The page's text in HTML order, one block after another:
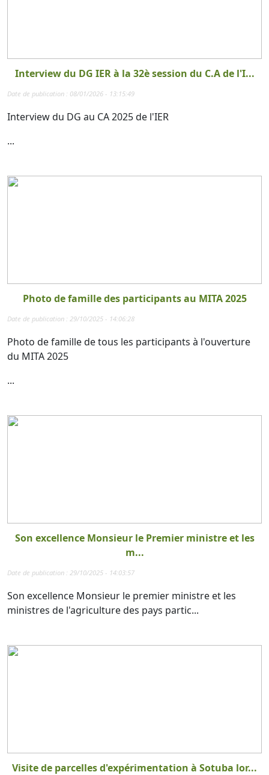
Interview du DG IER à la 32è session du C.A de l'I...
Date de publication : 08/01/2026 - 13:15:49
Interview du DG au CA 2025 de l'IER
...
Photo de famille des participants au MITA 2025
Date de publication : 29/10/2025 - 14:06:28
Photo de famille de tous les participants à l'ouverture
du MITA 2025
...
Son excellence Monsieur le Premier ministre et les
m...
Date de publication : 29/10/2025 - 14:03:57
Son excellence Monsieur le premier ministre et les
ministres de l'agriculture des pays partic...
Visite de parcelles d'expérimentation à Sotuba lor...